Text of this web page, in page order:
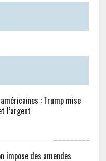
: Trump mise
l’argent
impose des amendes